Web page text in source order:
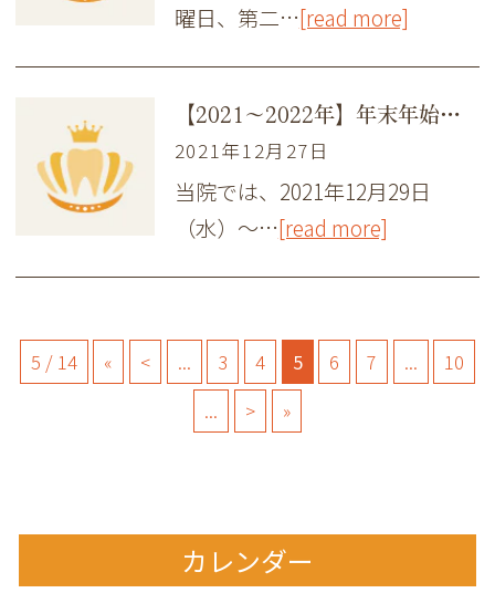
曜日、第二…[read more]
【2021～2022年】年末年始のお知らせ
2021年12月27日
当院では、2021年12月29日
（水）～…[read more]
5 / 14 « < ... 3 4 5 6 7 ...
10
...
> »
カレンダー